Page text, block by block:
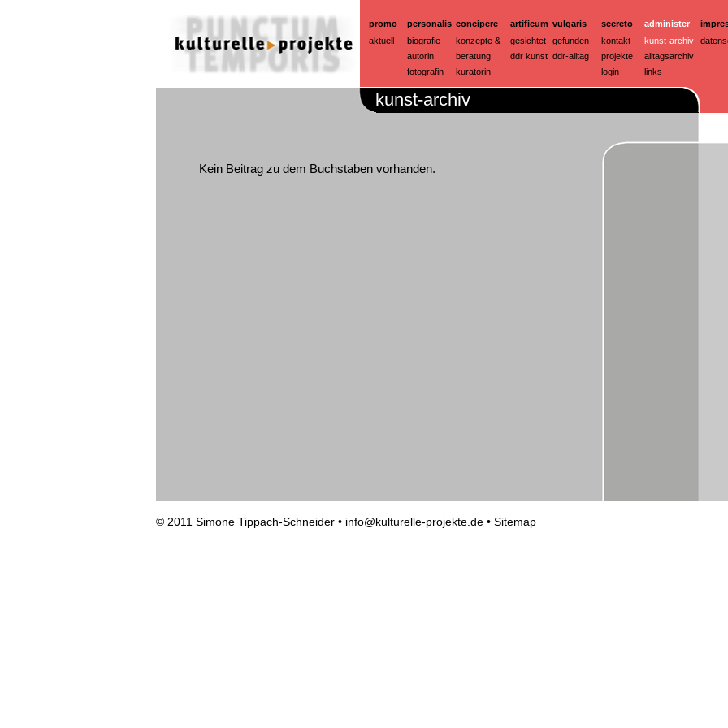
promo
aktuell
personalis
biografie
autorin
fotografin
concipere
konzepte &
beratung
kuratorin
artificum
gesichtet
ddr kunst
vulgaris
gefunden
ddr-alltag
secreto
kontakt
projekte
login
administer
kunst-archiv
alltagsarchiv
links
kunst-archiv
Kein Beitrag zu dem Buchstaben vorhanden.
© 2011 Simone Tippach-Schneider • info@kulturelle-projekte.de • Sitemap